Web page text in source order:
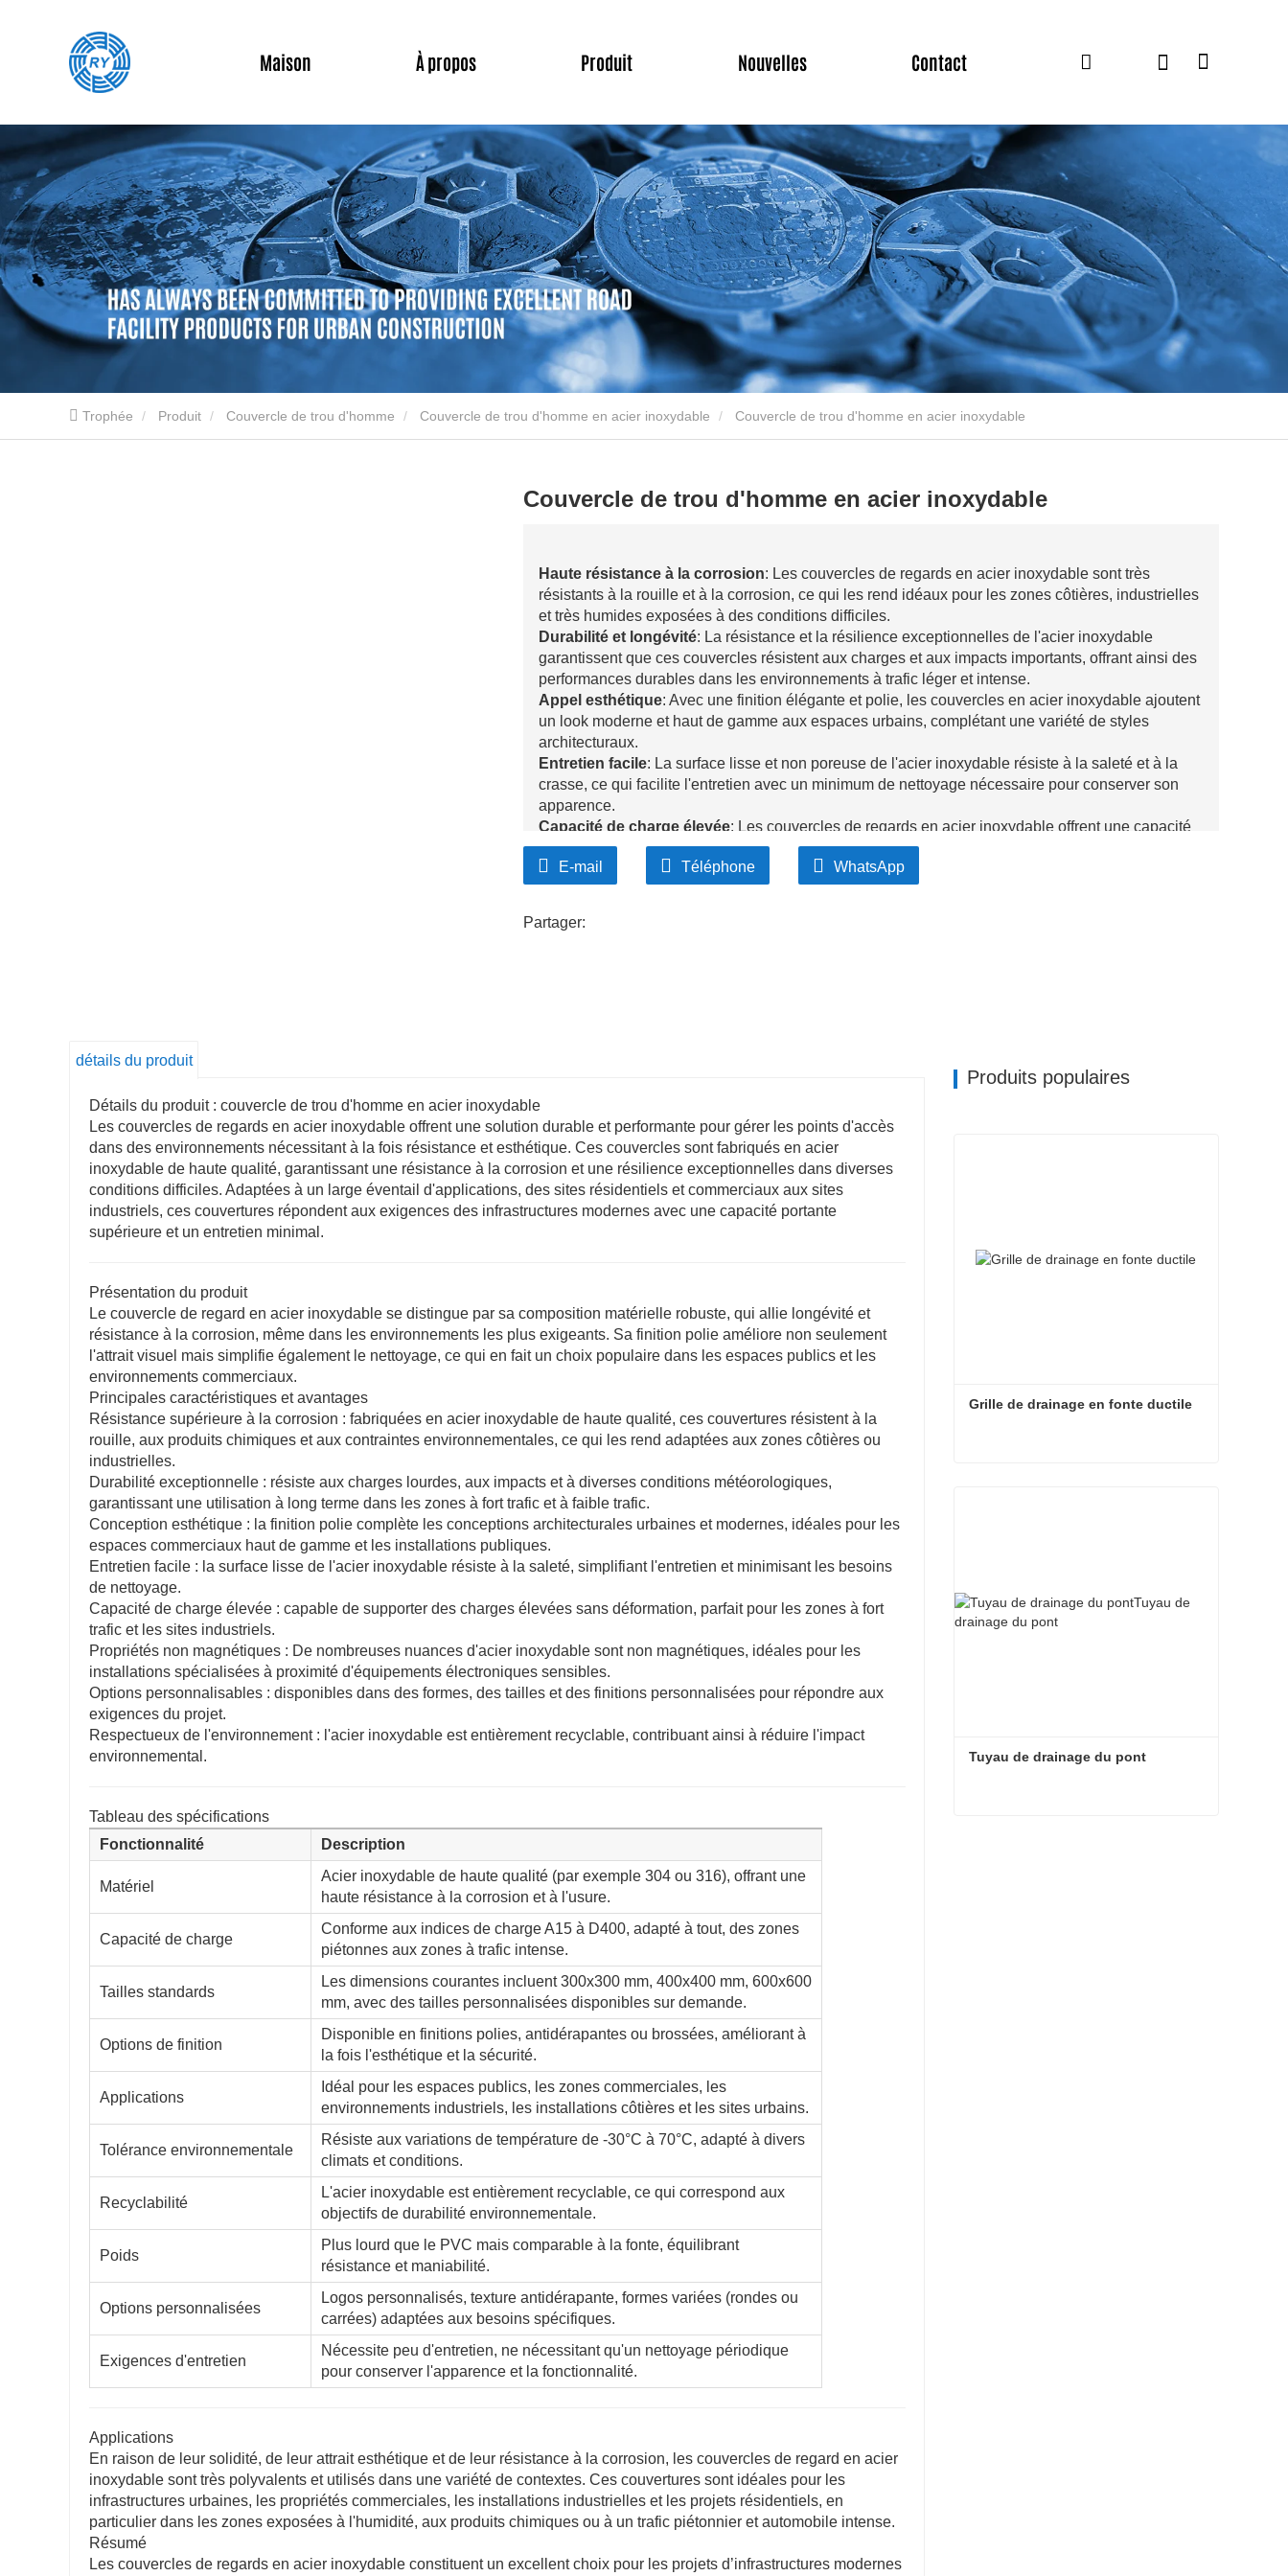
Maison À propos Produit Nouvelles Contact
Trophée Produit Couvercle de trou d'homme Couvercle de trou d'homme en acier inoxydable Couvercle de trou d'homme en acier inoxydable
Couvercle de trou d'homme en acier inoxydable
Haute résistance à la corrosion: Les couvercles de regards en acier inoxydable sont très
résistants à la rouille et à la corrosion, ce qui les rend idéaux pour les zones côtières, industrielles
et très humides exposées à des conditions difficiles.
Durabilité et longévité: La résistance et la résilience exceptionnelles de l'acier inoxydable
garantissent que ces couvercles résistent aux charges et aux impacts importants, offrant ainsi des
performances durables dans les environnements à trafic léger et intense.
Appel esthétique: Avec une finition élégante et polie, les couvercles en acier inoxydable ajoutent
un look moderne et haut de gamme aux espaces urbains, complétant une variété de styles
architecturaux.
Entretien facile: La surface lisse et non poreuse de l'acier inoxydable résiste à la saleté et à la
crasse, ce qui facilite l'entretien avec un minimum de nettoyage nécessaire pour conserver son
apparence.
Capacité de charge élevée: Les couvercles de regards en acier inoxydable offrent une capacité
de charge supérieure, ce qui les rend adaptés aux environnements industriels et commerciaux où
les véhicules lourds et les machines sont courants.
E-mail Téléphone WhatsApp
Partager:
détails du produit
Détails du produit : couvercle de trou d'homme en acier inoxydable
Les couvercles de regards en acier inoxydable offrent une solution durable et performante pour gérer les points d'accès
dans des environnements nécessitant à la fois résistance et esthétique. Ces couvercles sont fabriqués en acier
inoxydable de haute qualité, garantissant une résistance à la corrosion et une résilience exceptionnelles dans diverses
conditions difficiles. Adaptées à un large éventail d'applications, des sites résidentiels et commerciaux aux sites
industriels, ces couvertures répondent aux exigences des infrastructures modernes avec une capacité portante
supérieure et un entretien minimal.
Présentation du produit
Le couvercle de regard en acier inoxydable se distingue par sa composition matérielle robuste, qui allie longévité et
résistance à la corrosion, même dans les environnements les plus exigeants. Sa finition polie améliore non seulement
l'attrait visuel mais simplifie également le nettoyage, ce qui en fait un choix populaire dans les espaces publics et les
environnements commerciaux.
Principales caractéristiques et avantages
Résistance supérieure à la corrosion : fabriquées en acier inoxydable de haute qualité, ces couvertures résistent à la
rouille, aux produits chimiques et aux contraintes environnementales, ce qui les rend adaptées aux zones côtières ou
industrielles.
Durabilité exceptionnelle : résiste aux charges lourdes, aux impacts et à diverses conditions météorologiques,
garantissant une utilisation à long terme dans les zones à fort trafic et à faible trafic.
Conception esthétique : la finition polie complète les conceptions architecturales urbaines et modernes, idéales pour les
espaces commerciaux haut de gamme et les installations publiques.
Entretien facile : la surface lisse de l'acier inoxydable résiste à la saleté, simplifiant l'entretien et minimisant les besoins
de nettoyage.
Capacité de charge élevée : capable de supporter des charges élevées sans déformation, parfait pour les zones à fort
trafic et les sites industriels.
Propriétés non magnétiques : De nombreuses nuances d'acier inoxydable sont non magnétiques, idéales pour les
installations spécialisées à proximité d'équipements électroniques sensibles.
Options personnalisables : disponibles dans des formes, des tailles et des finitions personnalisées pour répondre aux
exigences du projet.
Respectueux de l'environnement : l'acier inoxydable est entièrement recyclable, contribuant ainsi à réduire l'impact
environnemental.
Tableau des spécifications
Fonctionnalité
Description
Matériel
Acier inoxydable de haute qualité (par exemple 304 ou 316), offrant une
haute résistance à la corrosion et à l'usure.
Capacité de charge
Conforme aux indices de charge A15 à D400, adapté à tout, des zones
piétonnes aux zones à trafic intense.
Tailles standards
Les dimensions courantes incluent 300x300 mm, 400x400 mm, 600x600
mm, avec des tailles personnalisées disponibles sur demande.
Options de finition
Disponible en finitions polies, antidérapantes ou brossées, améliorant à
la fois l'esthétique et la sécurité.
Applications
Idéal pour les espaces publics, les zones commerciales, les
environnements industriels, les installations côtières et les sites urbains.
Tolérance environnementale
Résiste aux variations de température de -30°C à 70°C, adapté à divers
climats et conditions.
Recyclabilité
L'acier inoxydable est entièrement recyclable, ce qui correspond aux
objectifs de durabilité environnementale.
Poids
Plus lourd que le PVC mais comparable à la fonte, équilibrant
résistance et maniabilité.
Options personnalisées
Logos personnalisés, texture antidérapante, formes variées (rondes ou
carrées) adaptées aux besoins spécifiques.
Exigences d'entretien
Nécessite peu d'entretien, ne nécessitant qu'un nettoyage périodique
pour conserver l'apparence et la fonctionnalité.
Applications
En raison de leur solidité, de leur attrait esthétique et de leur résistance à la corrosion, les couvercles de regard en acier
inoxydable sont très polyvalents et utilisés dans une variété de contextes. Ces couvertures sont idéales pour les
infrastructures urbaines, les propriétés commerciales, les installations industrielles et les projets résidentiels, en
particulier dans les zones exposées à l'humidité, aux produits chimiques ou à un trafic piétonnier et automobile intense.
Résumé
Les couvercles de regards en acier inoxydable constituent un excellent choix pour les projets d’infrastructures modernes
Produits populaires
Grille de drainage en fonte ductile
Tuyau de drainage du pont